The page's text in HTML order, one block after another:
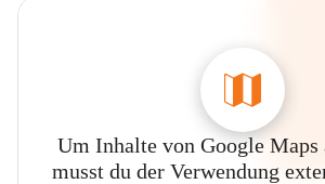
Um Inhalte von Google Maps
musst du der Verwendung